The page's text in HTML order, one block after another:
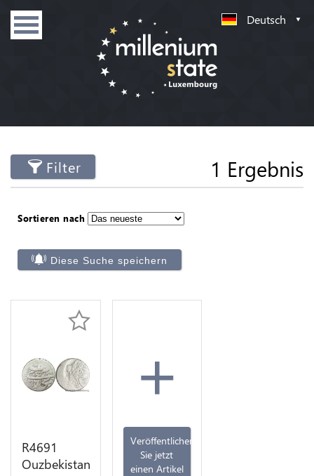
Deutsch
Filter 1 Ergebnis
Sortieren nach
Diese Suche speichern
R4691
Ouzbekistan
+
Veröffentlichen
Sie jetzt
einen Artikel